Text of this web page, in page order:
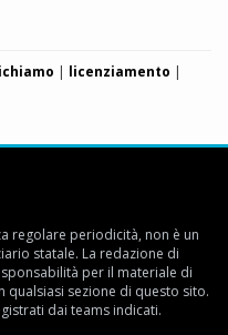
| licenziamento |
regolare periodicità, non è un
statale. La redazione di
per il materiale di
qualsiasi sezione di questo sito.
dai teams indicati.